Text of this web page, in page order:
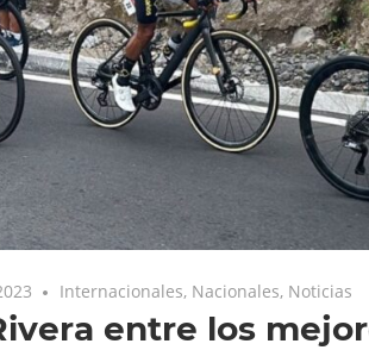
Internacionales, Nacionales, Noticias
entre los